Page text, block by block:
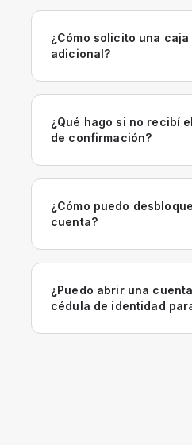
¿Cómo solicito una
adicional?
¿Qué hago si no recibí
de confirmación?
¿Cómo puedo
cuenta?
¿Puedo abrir una
cédula de identidad